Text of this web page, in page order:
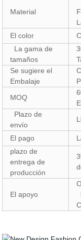
Material
El color
La gama de
tamaños
Se sugiere el
Embalaje
MOQ
Plazo de
envío
El pago
plazo de
entrega de
producción
El apoyo